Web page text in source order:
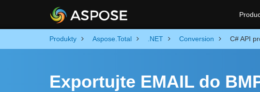
Produkty Aspose.Total .NET Conversion C# API
Exportujte EMAIL do